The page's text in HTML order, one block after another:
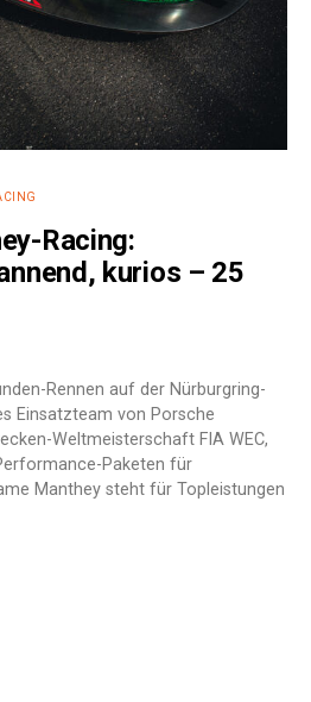
Racing:
kurios – 25
Rennen auf der Nürburgring-
Einsatzteam von Porsche
Weltmeisterschaft FIA WEC,
Paketen für
Manthey steht für Topleistungen